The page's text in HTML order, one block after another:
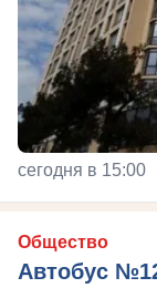
сегодня в 15:00
Общество
Автобус